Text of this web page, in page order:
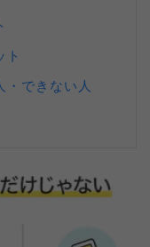
ト
・できない人